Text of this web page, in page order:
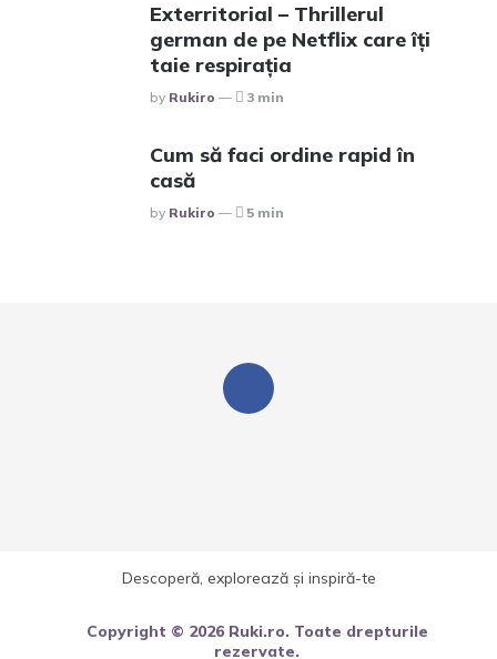
Exterritorial – Thrillerul
german de pe Netflix care îți
taie respirația
Posted
By Rukiro 3 min
Cum să faci ordine rapid în
casă
Posted
By Rukiro 5 min
Descoperă, explorează și inspiră-te
Copyright © 2026 Ruki.ro. Toate drepturile
rezervate.